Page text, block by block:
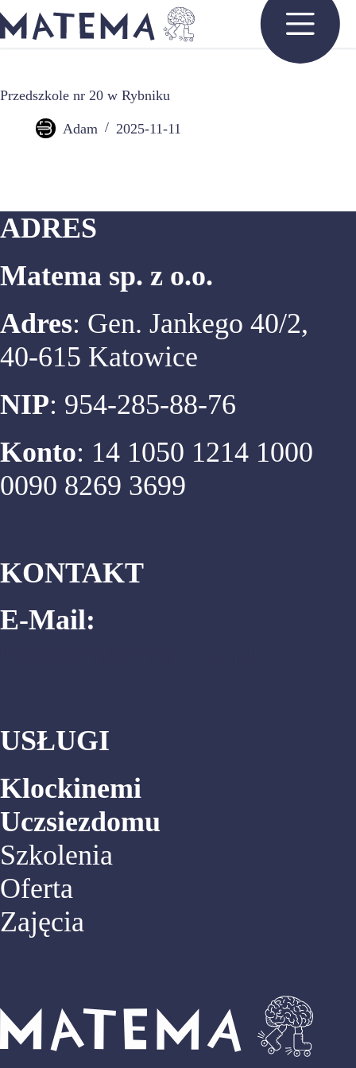
do
treści
Przedszkole nr 20 w Rybniku
Adam 2025-11-11
ADRES
Matema sp. z o.o.
Adres: Gen. Jankego 40/2,
40-615 Katowice
NIP: 954-285-88-76
Konto: 14 1050 1214 1000
0090 8269 3699
KONTAKT
E-Mail:
USŁUGI
Klockinemi
Uczsiezdomu
Szkolenia
Oferta
Zajęcia